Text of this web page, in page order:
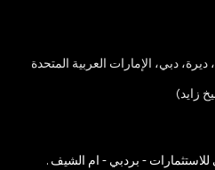
دبي، الإمارات العربية المتحدة
زايد)